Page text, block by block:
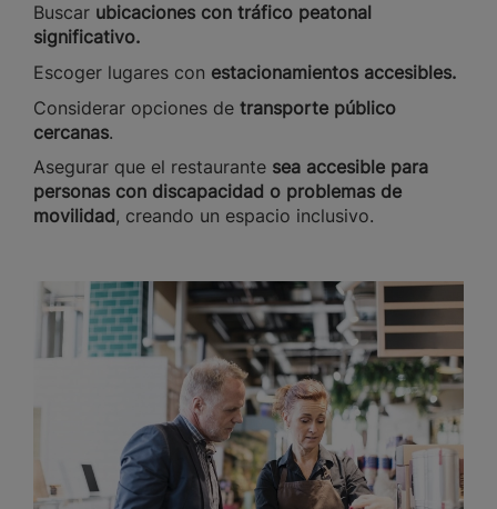
Buscar ubicaciones con tráfico peatonal
significativo.
Escoger lugares con estacionamientos accesibles.
Considerar opciones de transporte público
cercanas.
Asegurar que el restaurante sea accesible para
personas con discapacidad o problemas de
movilidad, creando un espacio inclusivo.